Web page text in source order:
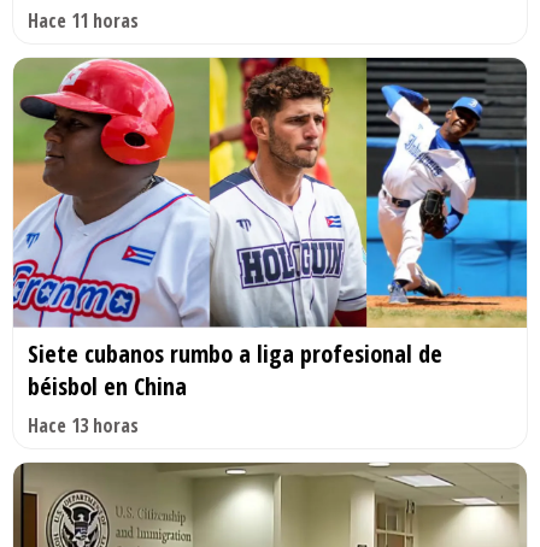
Hace 11 horas
Siete cubanos rumbo a liga profesional de
béisbol en China
Hace 13 horas